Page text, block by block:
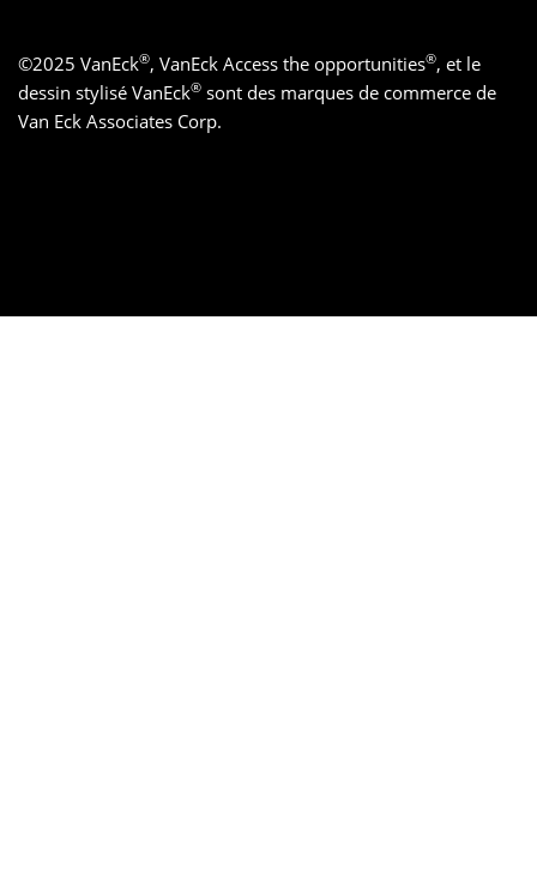
©2025 VanEck®, VanEck Access the opportunities®, et le
dessin stylisé VanEck® sont des marques de commerce de
Van Eck Associates Corp.